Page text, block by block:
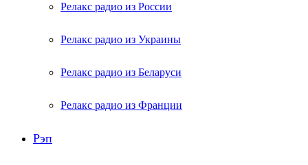
Релакс радио из России
Релакс радио из Украины
Релакс радио из Беларуси
Релакс радио из Франции
Рэп